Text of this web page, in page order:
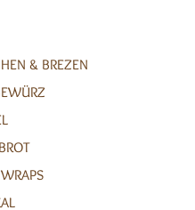
& BREZEN